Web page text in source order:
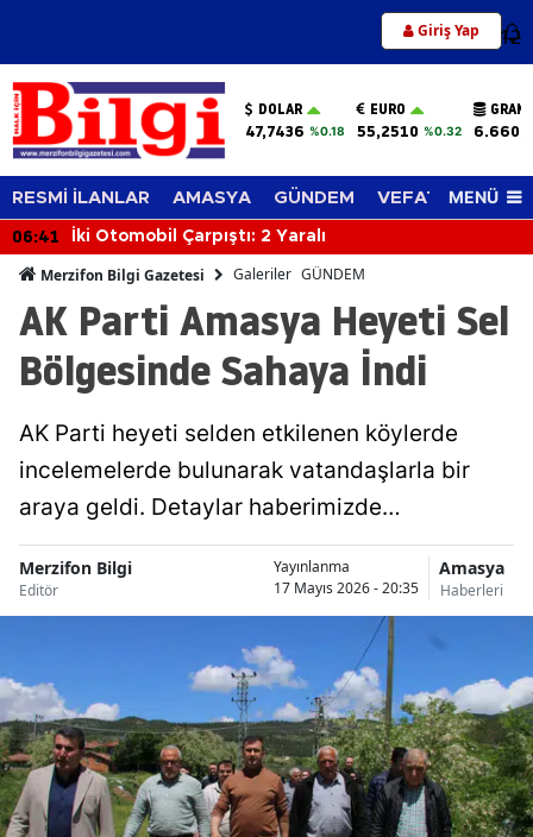
Giriş Yap 12
DOLAR
47,7436 %0.18
EURO
55,2510 %0.32
RESMİ İLANLAR AMASYA GÜNDEM VEFAT EDENLER
MENÜ
06:41 İki Otomobil Çarpıştı: 2 Yaralı
Merzifon Bilgi Gazetesi Galeriler GÜNDEM
AK Parti Amasya Heyeti Sel
Bölgesinde Sahaya İndi
AK Parti heyeti selden etkilenen köylerde
incelemelerde bulunarak vatandaşlarla bir
araya geldi. Detaylar haberimizde…
Merzifon Bilgi
Editör
Yayınlanma
17 Mayıs 2026 - 20:35
Amasya
Haberleri